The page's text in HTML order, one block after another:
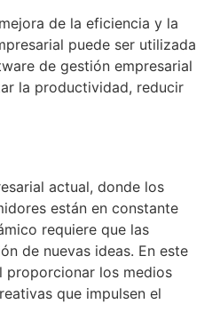
de la eficiencia y la
puede ser utilizada
de gestión empresarial
la productividad, reducir
actual, donde los
están en constante
requiere que las
de nuevas ideas. En este
proporcionar los medios
que impulsen el